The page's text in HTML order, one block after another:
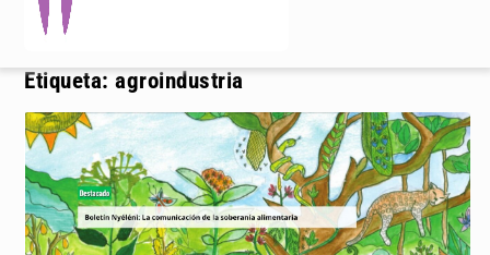
Etiqueta:agroindustria